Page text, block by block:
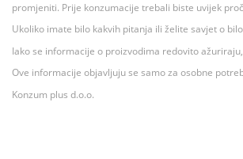
promjeniti. Prije konzumacije trebali biste uvijek
Ukoliko imate bilo kakvih pitanja ili želite savjet o
Iako se informacije o proizvodima redovito
Ove informacije objavljuju se samo za osobne
Konzum plus d.o.o.